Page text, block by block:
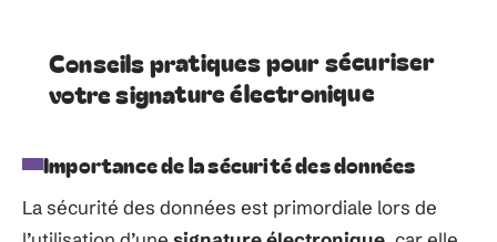
Conseils pratiques pour sécuriser
votre signature électronique
Importance de la sécurité des données
La sécurité des données est primordiale lors de